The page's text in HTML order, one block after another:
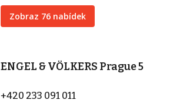
Zobraz 76 nabídek
ENGEL & VÖLKERS Prague 5
+420 233 091 011